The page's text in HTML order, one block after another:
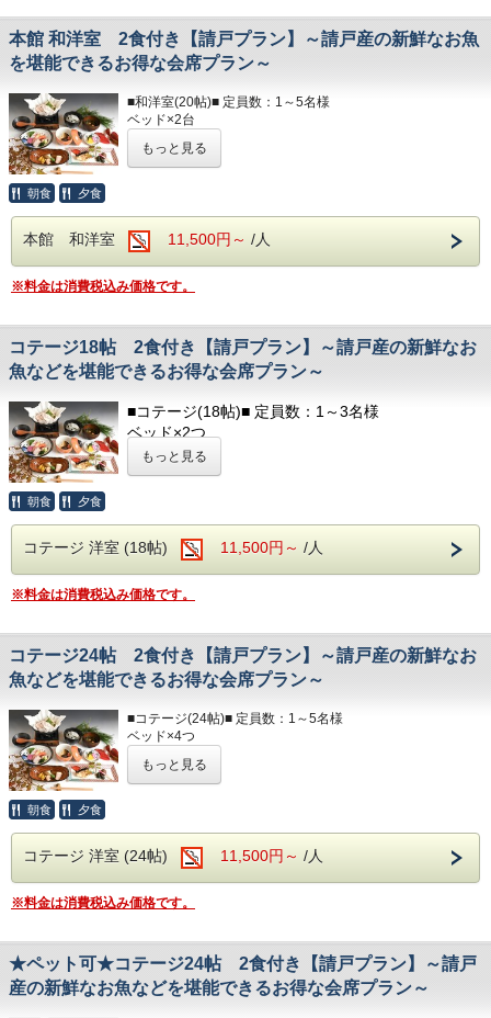
お茶
■ランドリー■
コテージ棟付近に、無料の縦型ランドリーがございます。
☆☆お食事☆☆
◆食物アレルギーがございましたらお知らせください◆
夕食開始時間は、
朝食開始時間は、
朝7：00～・7：30～・8：00～
ご希望のお時間をご記入ください。
必要なものをお持ちください。
部屋着(セパレートタイプ)
歯ブラシ
T字カミソリ
ヘアーブラシ
お茶
夕食開始時間は、
夜17：30～・18：00～・18：30～
ご希望のお時間をご記入ください。
ご希望のお時間をご記入ください。
本館 和洋室 2食付き【請戸プラン】～請戸産の新鮮なお魚
を堪能できるお得な会席プラン～
■和洋室(20帖)■ 定員数：1～5名様
ベッド×2台
バリアフリー / お風呂
洋式トイレ（温水洗浄便座付） / 洗面所
フェイスタオル / バスタオル
ボディソープ / シャンプー
しております。
必要なものをお持ちください。
部屋着(セパレートタイプ)
歯ブラシ
T字カミソリ
ヘアーブラシ
お茶
コテージ棟付近に、無料の縦型ランドリーがございます。
☆☆お食事☆☆
◆食物アレルギーがございましたらお知らせください◆
ご希望のお時間をご記入ください。
朝食開始時間は、
ご希望のお時間をご記入ください。
もっと見る
朝食 夕食
本館 和洋室 11,500円～ /人
※料金は消費税込み価格です。
コテージ18帖 2食付き【請戸プラン】～請戸産の新鮮なお
魚などを堪能できるお得な会席プラン～
■コテージ(18帖)■ 定員数：1～3名様
ベッド×2つ
ソファベッド×1つ
キッチン / 調理器具 / 食器 / 冷蔵庫 / 電子レンジ
ヘアドライヤー / 電気ポッド / 冷暖房完備
■アメニティ■
フェイスタオル / バスタオル
以下のアメニティは、
フロント向かいのアメニティバイキングコーナーに
必要なものをお持ちください。
部屋着(セパレートタイプ)
歯ブラシ
お茶
■ランドリー■
コテージ棟付近に、無料の縦型ランドリーがござい
☆☆お食事☆☆
◆食物アレルギーがございましたらお知らせくださ
い◆
もっと見る
朝食 夕食
コテージ 洋室 (18帖) 11,500円～ /人
※料金は消費税込み価格です。
コテージ24帖 2食付き【請戸プラン】～請戸産の新鮮なお
魚などを堪能できるお得な会席プラン～
■コテージ(24帖)■ 定員数：1～5名様
ベッド×4つ
キッチン / 調理器具 / 食器 / 冷蔵庫 / 電子レンジ
テレビ / 洗面所 / お風呂 / 洋式トイレ（温水洗浄便座付）
フェイスタオル / バスタオル
以下のアメニティは、
必要なものをお持ちください。
部屋着(セパレートタイプ)
もっと見る
朝食 夕食
コテージ 洋室 (24帖) 11,500円～ /人
※料金は消費税込み価格です。
★ペット可★コテージ24帖 2食付き【請戸プラン】～請戸
産の新鮮なお魚などを堪能できるお得な会席プラン～